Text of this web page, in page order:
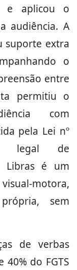
e aplicou o
audiência. A
suporte extra
o
entre
permitiu o
com
pela Lei nº
legal de
Libras é um
motora,
sem
de verbas
do FGTS